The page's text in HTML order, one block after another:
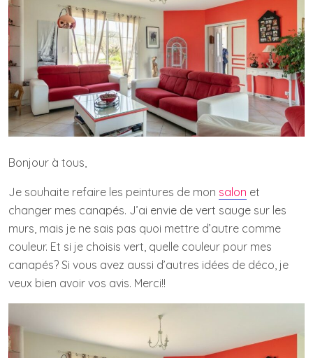
Bonjour à tous,
Je souhaite refaire les peintures de mon salon et
changer mes canapés. J’ai envie de vert sauge sur les
murs, mais je ne sais pas quoi mettre d’autre comme
couleur. Et si je choisis vert, quelle couleur pour mes
canapés? Si vous avez aussi d’autres idées de déco, je
veux bien avoir vos avis. Merci!!